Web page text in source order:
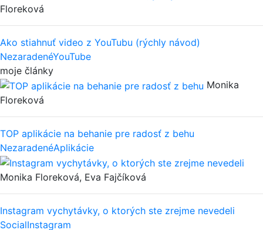
Floreková
Ako stiahnuť video z YouTubu (rýchly návod)
NezaradenéYouTube
moje články
Monika
Floreková
TOP aplikácie na behanie pre radosť z behu
NezaradenéAplikácie
Monika Floreková, Eva Fajčíková
Instagram vychytávky, o ktorých ste zrejme nevedeli
SocialInstagram